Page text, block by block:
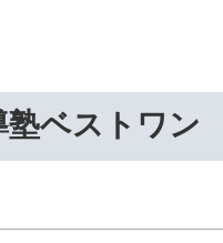
塾ベストワン